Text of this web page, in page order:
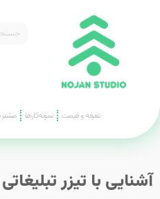
تعرفه و قیمت نمونه‌کارها
آشنایی با تیزر